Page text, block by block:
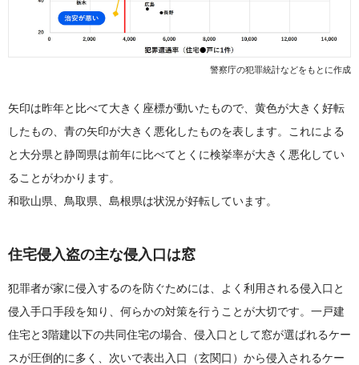
警察庁の犯罪統計などをもとに作成
矢印は昨年と比べて大きく座標が動いたもので、黄色が大きく好転
したもの、青の矢印が大きく悪化したものを表します。これによる
と大分県と静岡県は前年に比べてとくに検挙率が大きく悪化してい
ることがわかります。
和歌山県、鳥取県、島根県は状況が好転しています。
住宅侵入盗の主な侵入口は窓
犯罪者が家に侵入するのを防ぐためには、よく利用される侵入口と
侵入手口手段を知り、何らかの対策を行うことが大切です。一戸建
住宅と3階建以下の共同住宅の場合、侵入口として窓が選ばれるケー
スが圧倒的に多く、次いで表出入口（玄関口）から侵入されるケー